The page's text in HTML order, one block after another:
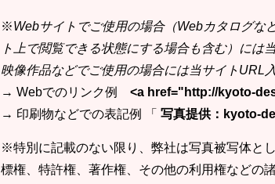
※Webサイトでご使用の場合（Webカタログな
ト上で閲覧できる状態にする場合も含む）には
映像作品などでご使用の場合には当サイトURL
→ Webでのリンク例 <a href="http://kyoto-
→ 印刷物などでの表記例 「 写真提供：kyoto-
※特別に記載のない限り、弊社は写真被写体と
標権、特許権、著作権、その他の利用権などの